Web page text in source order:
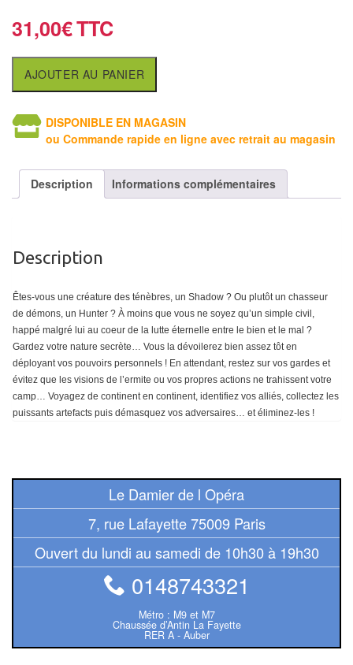
Echiquier
pour
aveugles
Logiciels
d'échecs
Livres
Livres
français
Tables
Accessoires
Jeux
de
Jeux
à
Collectionner
Classiques
31,00€
AJOUTER AU PANIER
DISPONIBLE EN MAGASIN
ou Commande rapide en ligne avec retrait au magasin
Description Informations complémentaires
Description
Êtes-vous une créature des ténèbres, un Shadow ? Ou plutôt un chasseur
de démons, un Hunter ? À moins que vous ne soyez qu’un simple civil,
happé malgré lui au coeur de la lutte éternelle entre le bien et le mal ?
Gardez votre nature secrète… Vous la dévoilerez bien assez tôt en
déployant vos pouvoirs personnels ! En attendant, restez sur vos gardes et
évitez que les visions de l’ermite ou vos propres actions ne trahissent votre
camp… Voyagez de continent en continent, identifiez vos alliés, collectez les
puissants artefacts puis démasquez vos adversaires… et éliminez-les !
Le Damier de l Opéra
7, rue Lafayette 75009 Paris
Ouvert du lundi au samedi de 10h30 à 19h30
0148743321
Métro : M9 et M7
Chaussée d’Antin La Fayette
RER A - Auber